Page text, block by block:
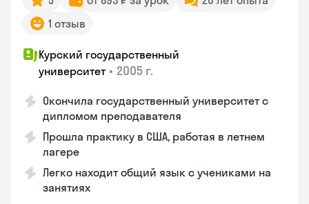
1 отзыв
Курский государственный
университет • 2005 г.
Окончила государственный университет с
дипломом преподавателя
Прошла практику в США, работая в летнем
лагере
Легко находит общий язык с учениками на
занятиях